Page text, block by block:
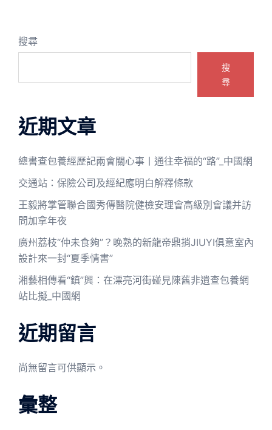
搜尋
搜
尋
近期文章
總書查包養經歷記兩會關心事丨通往幸福的“路”_中國網
交通站：保險公司及經紀應明白解釋條款
王毅將掌管聯合國秀傳醫院健檢安理會高級別會議并訪
問加拿年夜
廣州荔枝“仲未食夠”？晚熟的新龍帝鼎捎JIUYI俱意室內
設計來一封“夏季情書”
湘藝相傳看“鎮”興：在漂亮河街碰見陳舊非遺查包養網
站比擬_中國網
近期留言
尚無留言可供顯示。
彙整